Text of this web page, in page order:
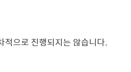
적으로 진행되지는 않습니다.